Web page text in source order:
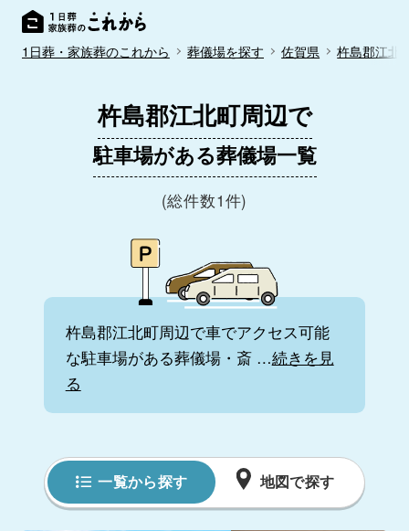
1日葬・家族葬のこれから 葬儀場を探す 佐賀県 杵島郡江北
杵島郡江北町周辺で
駐車場がある葬儀場一覧
(総件数1件)
杵島郡江北町周辺で車でアクセス可能
な駐車場がある葬儀場・斎 …続きを見
る
一覧から探す 地図で探す